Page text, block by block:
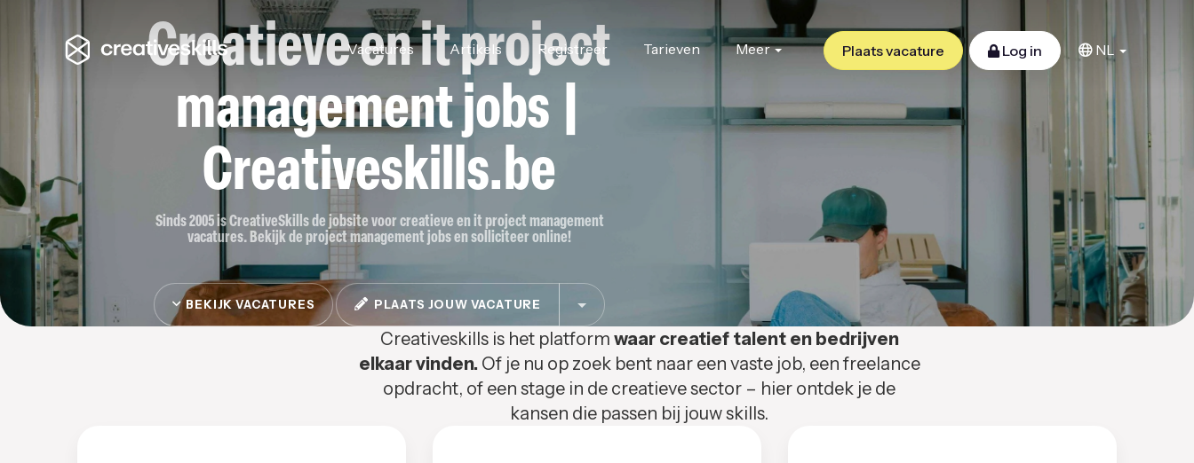
Vacatures Artikels Registreer Tarieven Meer Plaats vacature Log in NL
Creatieve en it project
management jobs |
Creativeskills.be
Sinds 2005 is CreativeSkills de jobsite voor creatieve en it project management
vacatures. Bekijk de project management jobs en solliciteer online!
BEKIJK VACATURES PLAATS JOUW VACATURE
Creativeskills is het platform waar creatief talent en bedrijven
elkaar vinden. Of je nu op zoek bent naar een vaste job, een freelance
opdracht, of een stage in de creatieve sector – hier ontdek je de
kansen die passen bij jouw skills.